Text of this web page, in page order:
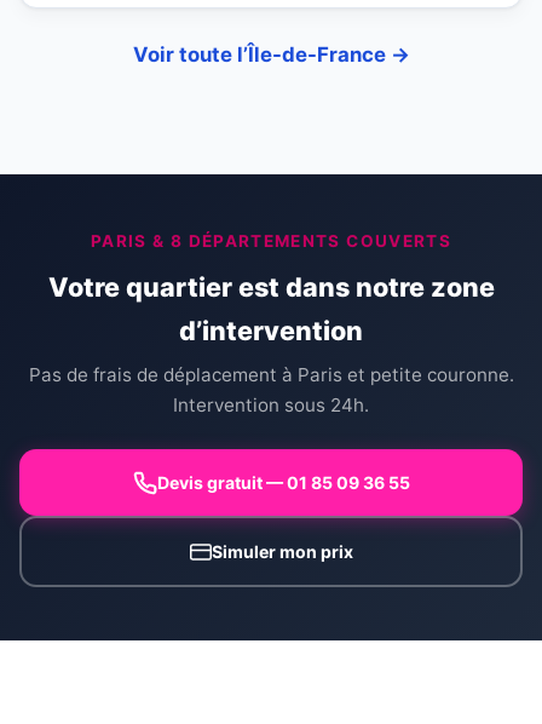
Voir toute l’Île-de-France →
PARIS & 8 DÉPARTEMENTS COUVERTS
Votre quartier est dans notre zone
d’intervention
Pas de frais de déplacement à Paris et petite couronne.
Intervention sous 24h.
Devis gratuit — 01 85 09 36 55
Simuler mon prix